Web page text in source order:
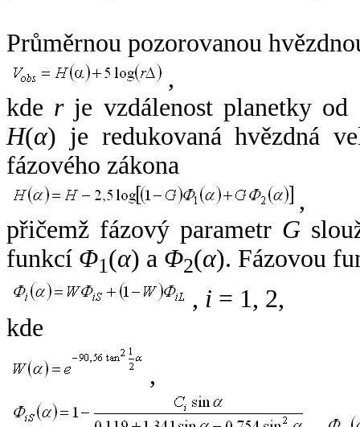
Průměrnou pozorovanou
,
kde rje vzdálenost planetky od
H(α) je redukovaná hvězdná
fázového zákona
,
přičemž fázový parametr G
funkcí Φ1(α) a Φ2(α). Fázovou
, i = 1, 2,
kde
,